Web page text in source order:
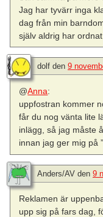
Jag har tyvärr inga
dag från min
själv aldrig har
dolf den 9
@Anna:
uppfostran kommer
får du nog vänta lite
inlägg, så jag måste
innan jag ger mig på
Anders/AV den 9
Reklamen är
upp sig på fars dag,